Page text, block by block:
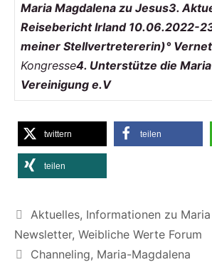
Maria Magdalena zu Jesus3.
Reisebericht Irland 10.06.2022-
meiner Stellvertretererin)°
Kongresse4. Unterstütze die
Vereinigung e.V
twittern teilen
teilen
Kategorien
Aktuelles, Informationen zu
Newsletter, Weibliche Werte Forum
Schlagwörter
Channeling, Maria-Magdalena